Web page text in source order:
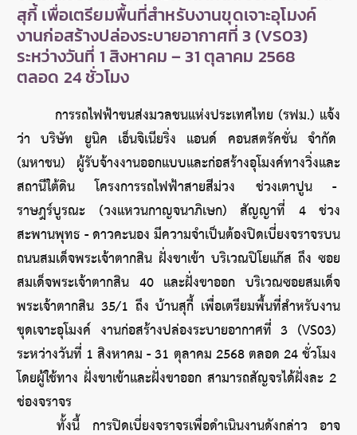
สุกี้ เพื่อเตรียมพื้นที่สำหรับงานขุดเจาะอุโมงค์
งานก่อสร้างปล่องระบายอากาศที่ 3 (VS03)
ระหว่างวันที่ 1 สิงหาคม – 31 ตุลาคม 2568
ตลอด 24 ชั่วโมง
การรถไฟฟ้าขนส่งมวลชนแห่งประเทศไทย (รฟม.) แจ้ง
ว่า บริษัท ยูนิค เอ็นจิเนียริ่ง แอนด์ คอนสตรัคชั่น จำกัด
(มหาชน) ผู้รับจ้างงานออกแบบและก่อสร้างอุโมงค์ทางวิ่งและ
สถานีใต้ดิน โครงการรถไฟฟ้าสายสีม่วง ช่วงเตาปูน -
ราษฎร์บูรณะ (วงแหวนกาญจนาภิเษก) สัญญาที่ 4 ช่วง
สะพานพุทธ - ดาวคะนอง มีความจำเป็นต้องปิดเบี่ยงจราจรบน
ถนนสมเด็จพระเจ้าตากสิน ฝั่งขาเข้า บริเวณปิโยแก๊ส ถึง ซอย
สมเด็จพระเจ้าตากสิน 40 และฝั่งขาออก บริเวณซอยสมเด็จ
พระเจ้าตากสิน 35/1 ถึง บ้านสุกี้ เพื่อเตรียมพื้นที่สำหรับงาน
ขุดเจาะอุโมงค์ งานก่อสร้างปล่องระบายอากาศที่ 3 (VS03)
ระหว่างวันที่ 1 สิงหาคม - 31 ตุลาคม 2568 ตลอด 24 ชั่วโมง
โดยผู้ใช้ทาง ฝั่งขาเข้าและฝั่งขาออก สามารถสัญจรได้ฝั่งละ 2
ช่องจราจร
	ทั้งนี้ การปิดเบี่ยงจราจรเพื่อดำเนินงานดังกล่าว อาจ